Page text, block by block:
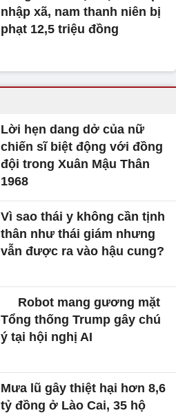
nhập xã, nam thanh niên bị
phạt 12,5 triệu đồng
Lời hẹn dang dở của nữ
chiến sĩ biệt động với đồng
đội trong Xuân Mậu Thân
1968
Vì sao thái y không cần tịnh
thân như thái giám nhưng
vẫn được ra vào hậu cung?
Robot mang gương mặt
Tổng thống Trump gây chú
ý tại hội nghị AI
Mưa lũ gây thiệt hại hơn 8,6
tỷ đồng ở Lào Cai, 35 hộ